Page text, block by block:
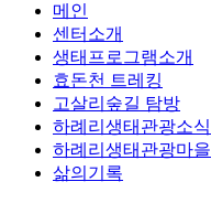
메인
센터소개
생태프로그램소개
효돈천 트레킹
고살리숲길 탐방
하례리생태관광소식
하례리생태관광마을
삶의기록